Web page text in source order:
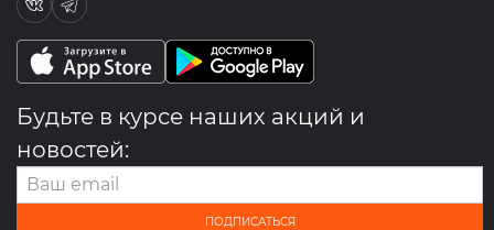
Будьте в курсе наших акций и
новостей:
ПОДПИСАТЬСЯ